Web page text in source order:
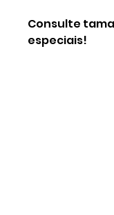
Consulte
especiais!